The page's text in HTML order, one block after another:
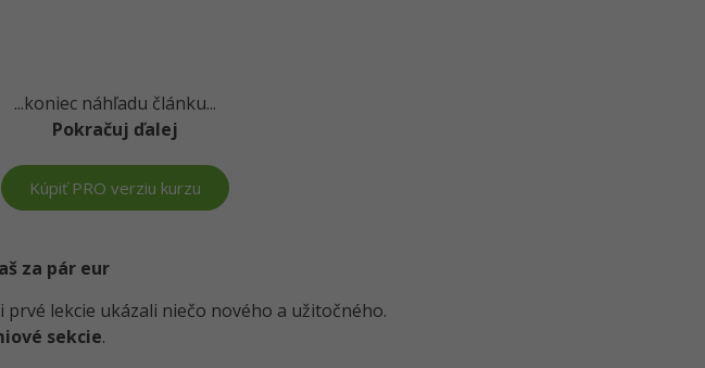
...koniec náhľadu článku...
Pokračuj ďalej
Kúpiť PRO verziu kurzu
za pár eur
prvé lekcie ukázali niečo nového a užitočného.
sekcie.